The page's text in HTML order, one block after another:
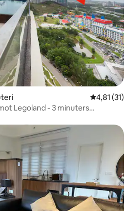
4,81 av 5 i
4,81 (31)
Legoland - 3 minuters